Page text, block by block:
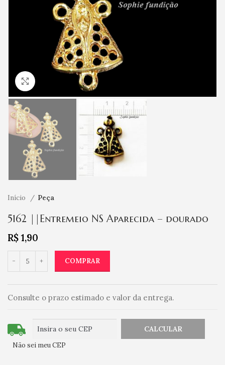
Clique para ampliar
Início Peça
5162 ||Entremeio NS Aparecida – dourado
R$ 1,90
COMPRAR
Consulte o prazo estimado e valor da entrega.
Não sei meu CEP